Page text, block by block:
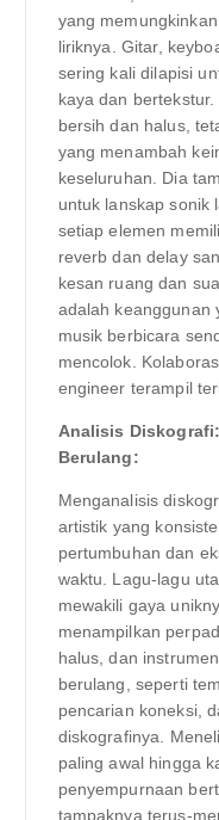
yang
liriknya. Gitar,
sering kali dilapisi
kaya dan
bersih dan halus,
yang menambah
keseluruhan. Dia
untuk lanskap sonik
setiap elemen
reverb dan delay
kesan ruang dan
adalah keanggunan
musik berbicara
mencolok.
engineer terampil
Analisis
Berulang:
Menganalisis
artistik yang
pertumbuhan dan
waktu. Lagu-lagu
mewakili gaya
menampilkan
halus, dan
berulang, seperti
pencarian koneksi,
diskografinya.
paling awal hingga
penyempurnaan
tampaknya terus-